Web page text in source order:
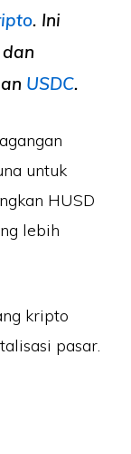
. Ini
USDC.
untuk
HUSD
lebih
kripto
pasar.